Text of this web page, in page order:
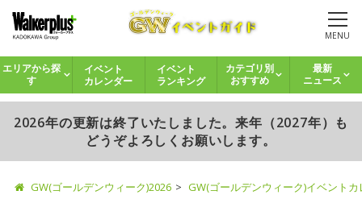
MENU
エリアから探
す
イベント
カレンダー
イベント
ランキング
カテゴリ別
おすすめ
最新
ニュース
2026年の更新は終了いたしました。来年（2027年）も
どうぞよろしくお願いします。
GW(ゴールデンウィーク)2026 GW(ゴールデンウィーク)イベント